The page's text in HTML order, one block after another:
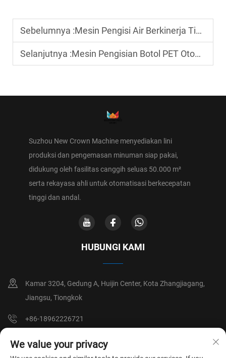
Sebelumnya :Mesin Pengisi Air Berkinerja Tinggi dengan Desain Saluran Pembuangan yang Higienis
Selanjutnya :Mesin Pengisian Botol PET Otomatis untuk Air Murni dan Air Mineral
Suzhou New Crown Machine menyediakan lini
produksi dan pengemasan minuman siap pakai,
didukung oleh fasilitas canggih seluas 50.000 m²
serta rekayasa ahli untuk otomatisasi berkecepatan
tinggi dan andal.
HUBUNGI KAMI
Kamar 3204, Gedung A, Huijin Center, Kota Zhangjiagang,
Jiangsu, Tiongkok
+86-18962226721
[email protected]
We value your privacy